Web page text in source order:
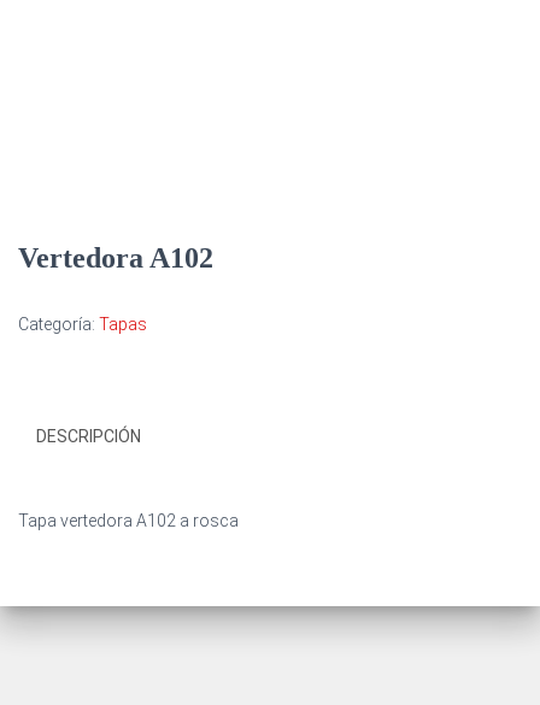
Vertedora A102
Categoría: Tapas
DESCRIPCIÓN
Tapa vertedora A102 a rosca